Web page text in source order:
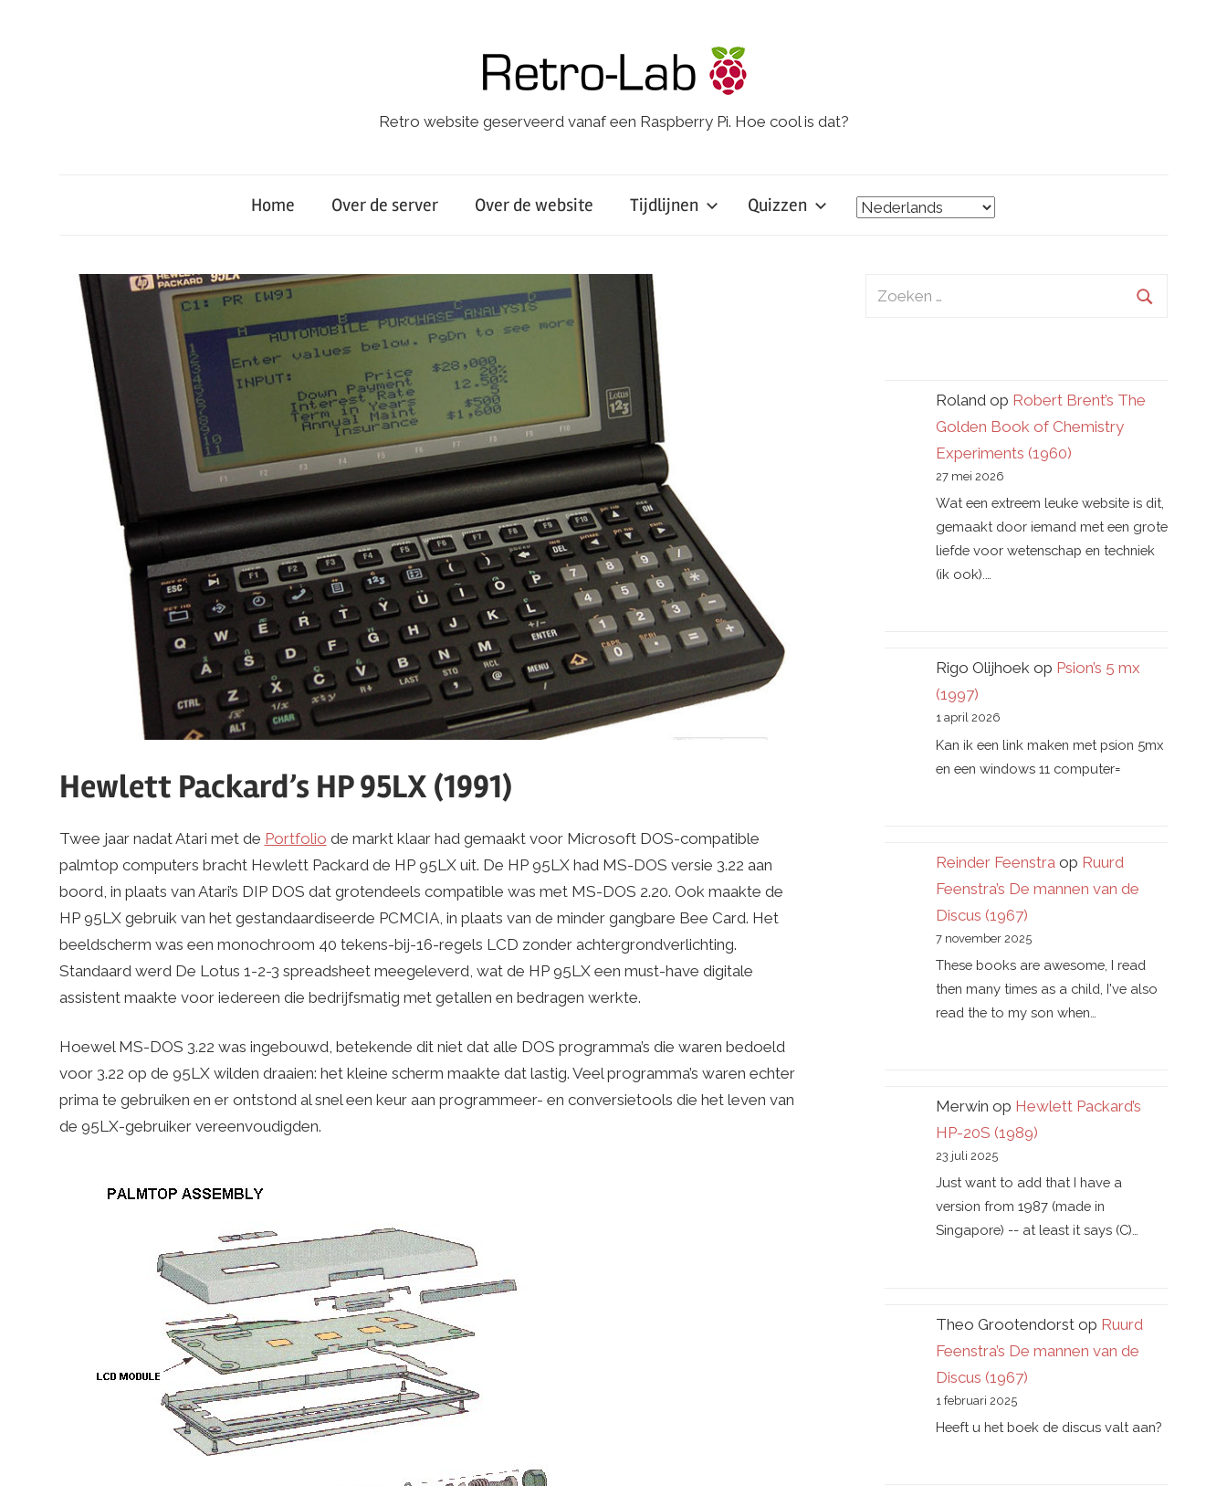
Retro website geserveerd vanaf een Raspberry Pi. Hoe cool is dat?
Home Over de server Over de website Tijdlijnen Quizzen
Hewlett Packard’s HP 95LX (1991)
Twee jaar nadat Atari met de Portfolio de markt klaar had gemaakt voor Microsoft DOS-compatible
palmtop computers bracht Hewlett Packard de HP 95LX uit. De HP 95LX had MS-DOS versie 3.22 aan
boord, in plaats van Atari’s DIP DOS dat grotendeels compatible was met MS-DOS 2.20. Ook maakte de
HP 95LX gebruik van het gestandaardiseerde PCMCIA, in plaats van de minder gangbare Bee Card. Het
beeldscherm was een monochroom 40 tekens-bij-16-regels LCD zonder achtergrondverlichting.
Standaard werd De Lotus 1-2-3 spreadsheet meegeleverd, wat de HP 95LX een must-have digitale
assistent maakte voor iedereen die bedrijfsmatig met getallen en bedragen werkte.
Hoewel MS-DOS 3.22 was ingebouwd, betekende dit niet dat alle DOS programma’s die waren bedoeld
voor 3.22 op de 95LX wilden draaien: het kleine scherm maakte dat lastig. Veel programma’s waren echter
prima te gebruiken en er ontstond al snel een keur aan programmeer- en conversietools die het leven van
de 95LX-gebruiker vereenvoudigden.
Zoeken
Roland op Robert Brent’s The
Golden Book of Chemistry
Experiments (1960)
27 mei 2026
Wat een extreem leuke website is dit,
gemaakt door iemand met een grote
liefde voor wetenschap en techniek
(ik ook).…
Rigo Olijhoekop Psion’s 5 mx
(1997)
1 april 2026
Kan ik een link maken met psion 5mx
en een windows 11 computer=
Reinder Feenstra op Ruurd
Feenstra’s De mannen van de
Discus (1967)
7 november 2025
These books are awesome, I read
then many times as a child, I've also
read the to my son when…
Merwin op Hewlett Packard’s
HP-20S (1989)
23 juli 2025
Just want to add that I have a
version from 1987 (made in
Singapore) -- at least it says (C)…
Theo Grootendorstop Ruurd
Feenstra’s De mannen van de
Discus (1967)
1 februari 2025
Heeft u het boek de discus valt aan?